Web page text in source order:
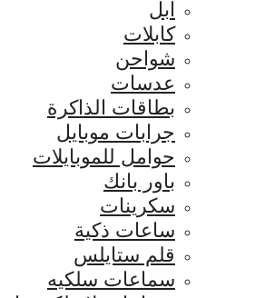
ابل
كابلات
شواحن
عدسات
بطاقات الذاكرة
جرابات موبايل
حوامل للموبايلات
باور بانك
سكرينات
ساعات ذكية
قلم ستايلس
سماعات سلكيه